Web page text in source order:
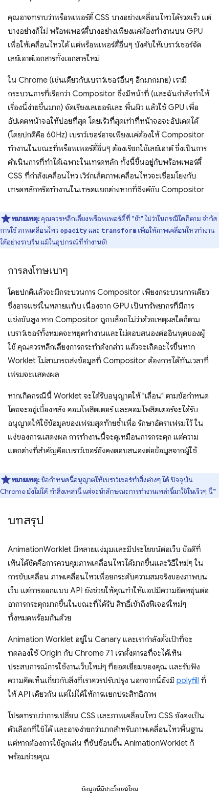
คุณอาจทราบว่าพร็อพเพอร์ตี้ CSS บางอย่างเคลื่อนไหวได้รวดเร็ว แต่
บางอย่างก็ไม่ พร็อพเพอร์ตี้บางอย่างเพียงแค่ต้องทำงานบน GPU
เพื่อให้เคลื่อนไหวได้ แต่พร็อพเพอร์ตี้อื่นๆ บังคับให้เบราว์เซอร์จัด
เลย์เอาต์เอกสารทั้งเอกสารใหม่
ใน Chrome (เช่นเดียวกับเบราว์เซอร์อื่นๆ อีกมากมาย) เรามี
กระบวนการที่เรียกว่า Compositor ซึ่งมีหน้าที่ (และฉันกำลังทำให้
เรื่องนี้ง่ายขึ้นมาก) จัดเรียงเลเยอร์และ พื้นผิว แล้วใช้ GPU เพื่อ
อัปเดตหน้าจอให้บ่อยที่สุด โดยเร็วที่สุดเท่าที่หน้าจอจะอัปเดตได้
(โดยปกติคือ 60Hz) เบราว์เซอร์อาจเพียงแค่ต้องให้ Compositor
ทำงานในขณะที่พร็อพเพอร์ตี้อื่นๆ ต้องเรียกใช้เลย์เอาต์ ซึ่งเป็นการ
ดำเนินการที่ทำได้เฉพาะในเทรดหลัก ทั้งนี้ขึ้นอยู่กับพร็อพเพอร์ตี้
CSS ที่กำลังเคลื่อนไหว เวิร์กเล็ตภาพเคลื่อนไหวจะเชื่อมโยงกับ
เทรดหลักหรือทำงานในเทรดแยกต่างหากที่ซิงค์กับ Compositor
หมายเหตุ:คุณควรหลีกเลี่ยงพร็อพเพอร์ตี้ที่ "ช้า" ไม่ว่าในกรณีใดก็ตาม จำกัด
การใช้ ภาพเคลื่อนไหว opacityและ transformเพื่อให้ภาพเคลื่อนไหวทำงาน
ได้อย่างราบรื่น แม้ในอุปกรณ์ที่ทำงานช้า
การลงโทษเบาๆ
โดยปกติแล้วจะมีกระบวนการ Compositor เพียงกระบวนการเดียว
ซึ่งอาจแชร์ในหลายแท็บ เนื่องจาก GPU เป็นทรัพยากรที่มีการ
แข่งขันสูง หาก Compositor ถูกบล็อกไม่ว่าด้วยเหตุผลใดก็ตาม
เบราว์เซอร์ทั้งหมดจะหยุดทำงานและไม่ตอบสนองต่ออินพุตของผู้
ใช้ คุณควรหลีกเลี่ยงการกระทำดังกล่าว แล้วจะเกิดอะไรขึ้นหาก
Worklet ไม่สามารถส่งข้อมูลที่ Compositor ต้องการได้ทันเวลาที่
เฟรมจะแสดงผล
หากเกิดกรณีนี้ Worklet จะได้รับอนุญาตให้ "เลื่อน" ตามข้อกำหนด
โดยจะอยู่เบื้องหลัง คอมโพสิตเตอร์ และคอมโพสิตเตอร์จะได้รับ
อนุญาตให้ใช้ข้อมูลของเฟรมสุดท้ายซ้ำเพื่อ รักษาอัตราเฟรมไว้ ใน
แง่ของการแสดงผล การทำงานนี้จะดูเหมือนการกระตุก แต่ความ
แตกต่างที่สำคัญคือเบราว์เซอร์ยังคงตอบสนองต่อข้อมูลจากผู้ใช้
หมายเหตุ: ข้อกำหนดนี้อนุญาตให้เบราว์เซอร์ทำสิ่งต่างๆ ได้ ปัจจุบัน
Chrome ยังไม่ได้ ทำสิ่งเหล่านี้ แต่จะนำลักษณะการทำงานเหล่านี้มาใช้ในเร็วๆ นี้™
บทสรุป
AnimationWorklet มีหลายแง่มุมและมีประโยชน์ต่อเว็บ ข้อดีที่
เห็นได้ชัดคือการควบคุมภาพเคลื่อนไหวได้มากขึ้นและวิธีใหม่ๆ ใน
การขับเคลื่อน ภาพเคลื่อนไหวเพื่อยกระดับความสมจริงของภาพบน
เว็บ แต่การออกแบบ API ยังช่วยให้คุณทำให้แอปมีความยืดหยุ่นต่อ
อาการกระตุกมากขึ้นในขณะที่ได้รับ สิทธิ์เข้าถึงฟีเจอร์ใหม่ๆ
ทั้งหมดพร้อมกันด้วย
Animation Worklet อยู่ใน Canary และเรากำลังตั้งเป้าที่จะ
ทดลองใช้ Origin กับ Chrome 71 เราตั้งตารอที่จะได้เห็น
ประสบการณ์การใช้งานเว็บใหม่ๆ ที่ยอดเยี่ยมของคุณ และรับฟัง
ความคิดเห็นเกี่ยวกับสิ่งที่เราควรปรับปรุง นอกจากนี้ยังมี polyfill ที่
ให้ API เดียวกัน แต่ไม่ได้ให้การแยกประสิทธิภาพ
โปรดทราบว่าการเปลี่ยน CSS และภาพเคลื่อนไหว CSS ยังคงเป็น
ตัวเลือกที่ใช้ได้ และอาจง่ายกว่ามากสำหรับภาพเคลื่อนไหวพื้นฐาน
แต่หากต้องการใช้ลูกเล่น ที่ซับซ้อนขึ้น AnimationWorklet ก็
พร้อมช่วยคุณ
ข้อมูลนี้มีประโยชน์ไหม